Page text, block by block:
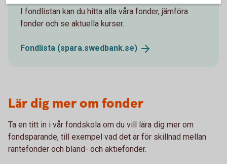
I fondlistan kan du hitta alla våra fonder, jämföra
fonder och se aktuella kurser.
Fondlista (spara.swedbank.se)
Lär dig mer om fonder
Ta en titt in i vår fondskola om du vill lära dig mer om
fondsparande, till exempel vad det är för skillnad mellan
räntefonder och bland- och aktiefonder.